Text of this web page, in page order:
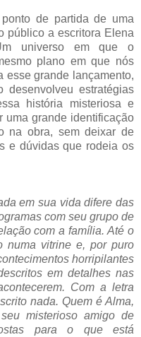
de partida de uma
público a escritora Elena
universo em que o
plano em que nós
esse grande lançamento,
desenvolveu estratégias
história misteriosa e
uma grande identificação
na obra, sem deixar de
e dúvidas que rodeia os
em sua vida difere das
com seu grupo de
com a família. Até o
numa vitrine e, por puro
horripilantes
em detalhes nas
Com a letra
nada. Quem é Alma,
misterioso amigo de
para o que está